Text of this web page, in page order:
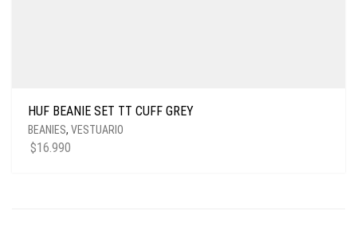
HUF BEANIE SET TT CUFF GREY
BEANIES, VESTUARIO
$16.990